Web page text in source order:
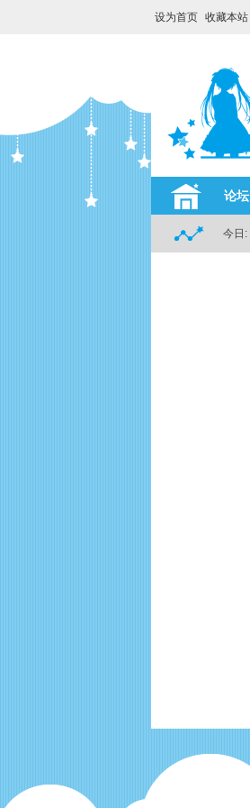
设为首页 收藏本站
论坛
今日: